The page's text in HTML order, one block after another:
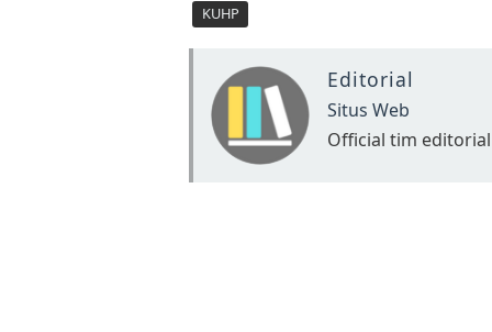
KUHP
Editorial
Situs Web
Official tim